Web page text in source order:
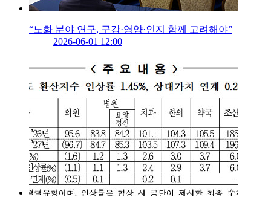
“노화 분야 연구, 구강·영양·인지 함께 고려해야”
2026-06-01 12:00